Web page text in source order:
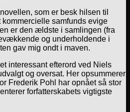
som er besk hilsen til
samfunds evige
er den ældste i samlingen (fra
og underholdende i
gav mig ondt i maven.
interessant efterord ved Niels
og oversat. Her opsummerer
Frederik Pohl har opnået så stor
forfatterskabets vigtigste